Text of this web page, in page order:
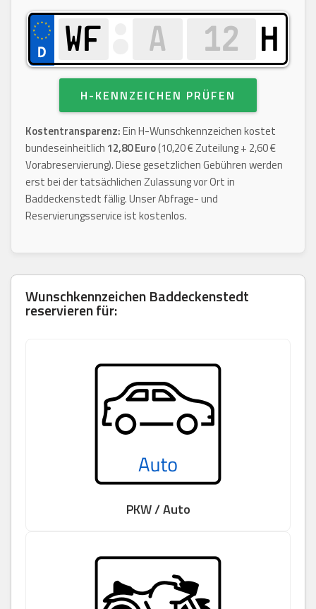
H
H-KENNZEICHEN PRÜFEN
Kostentransparenz:Ein H-Wunschkennzeichen kostet
bundeseinheitlich 12,80 Euro(10,20 € Zuteilung + 2,60 €
Vorabreservierung). Diese gesetzlichen Gebühren werden
erst bei der tatsächlichen Zulassung vor Ort in
Baddeckenstedt fällig. Unser Abfrage- und
Reservierungsservice ist kostenlos.
WunschkennzeichenBaddeckenstedt
reservieren für:
PKW / Auto